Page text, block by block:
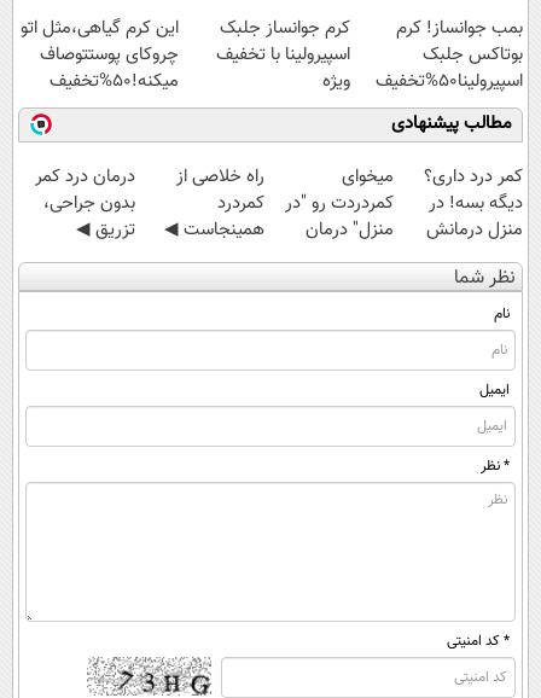
ویژه
بمب جوانساز! کرم
بوتاکس جلبک
اسپیرولینا50%تخفیف
کرم جوانساز جلبک
اسپیرولینا با تخفیف
ویژه
این کرم گیاهی،مثل اتو
چروکای پوستتوصاف
میکنه!50%تخفیف
مطالب پیشنهادی
کمر درد داری؟
دیگه بسه! در
منزل درمانش
کن
(◀پرسش‌نامه)
میخوای
کمردردت رو "در
منزل" درمان
کنی؟ (◂فیلم +
◂پرسش‌نامه)
‌راه خلاصی از
کمردرد
همینجاست ◀
فقط کافیه فرم
رو پر کنی!
درمان درد کمر
بدون جراحی،
تزریق ◀
پرسش‌نامه رو پر
کن ▶
نظر شما
نام
ایمیل
* نظر
* کد امنیتی